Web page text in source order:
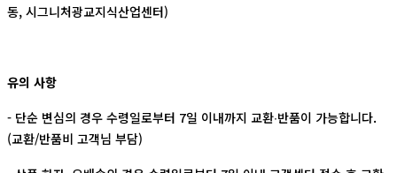
동, 시그니처광교지식산업센터)
유의 사항
- 단순 변심의 경우 수령일로부터 7일 이내까지 교환∙반품이 가능합니다.
(교환/반품비 고객님 부담)